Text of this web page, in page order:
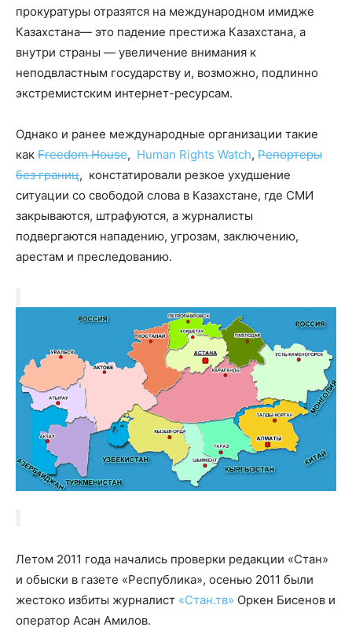
прокуратуры отразятся на международном имидже
Казахстана— это падение престижа Казахстана, а
внутри страны — увеличение внимания к
неподвластным государству и, возможно, подлинно
экстремистским интернет-ресурсам.
Однако и ранее международные организации такие
как Freedom House, Human Rights Watch, Репортеры
без границ, констатировали резкое ухудшение
ситуации со свободой слова в Казахстане, где СМИ
закрываются, штрафуются, а журналисты
подвергаются нападению, угрозам, заключению,
арестам и преследованию.
Летом 2011 года начались проверки редакции «Стан»
и обыски в газете «Республика», осенью 2011 были
жестоко избиты журналист «Стан.тв» Оркен Бисенов и
оператор Асан Амилов.